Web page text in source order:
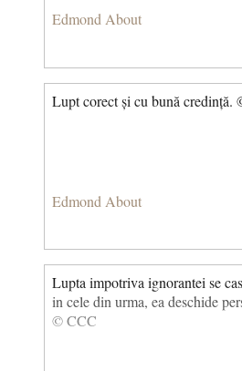
Edmond About
Lupt corect și cu bună credință.
Edmond About
Lupta impotriva ignorantei se
in cele din urma, ea deschide
© CCC